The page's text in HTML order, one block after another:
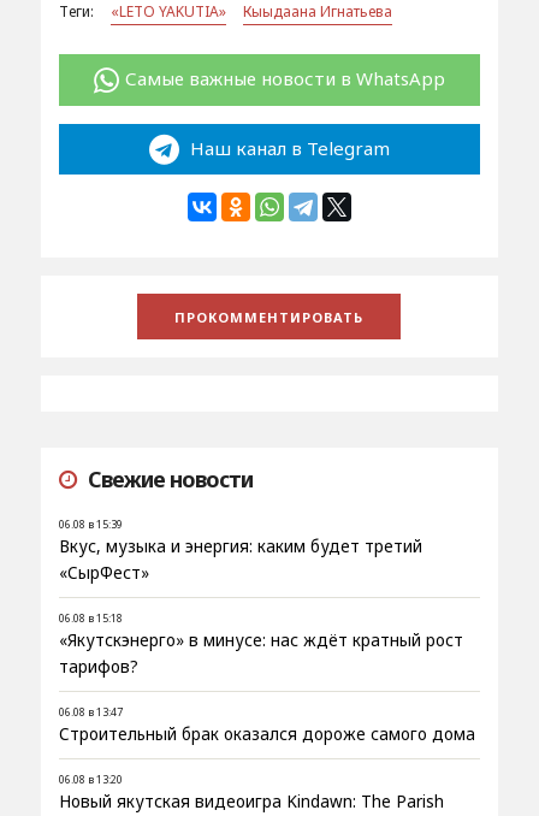
Теги: «LETO YAKUTIA» Кыыдаана Игнатьева
Самые важные новости в WhatsApp
Наш канал в Telegram
Свежие новости
06.08 в 15:39
Вкус, музыка и энергия: каким будет третий
«СырФест»
06.08 в 15:18
«Якутскэнерго» в минусе: нас ждёт кратный рост
тарифов?
06.08 в 13:47
Строительный брак оказался дороже самого дома
06.08 в 13:20
Новый якутская видеоигра Kindawn: The Parish